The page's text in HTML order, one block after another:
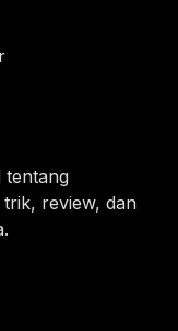
tentang
review, dan